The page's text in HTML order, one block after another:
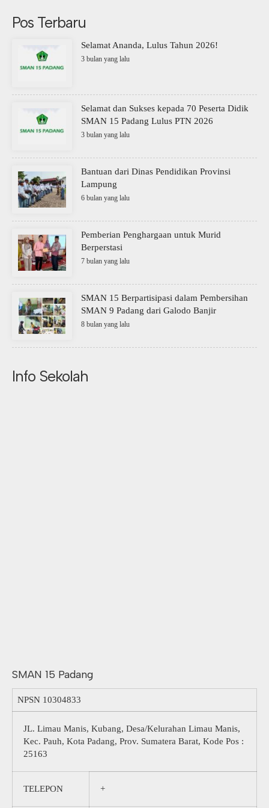
Pos Terbaru
Selamat Ananda, Lulus Tahun 2026!
3 bulan yang lalu
Selamat dan Sukses kepada 70 Peserta Didik
SMAN 15 Padang Lulus PTN 2026
3 bulan yang lalu
Bantuan dari Dinas Pendidikan Provinsi
Lampung
6 bulan yang lalu
Pemberian Penghargaan untuk Murid
Berperstasi
7 bulan yang lalu
SMAN 15 Berpartisipasi dalam Pembersihan
SMAN 9 Padang dari Galodo Banjir
8 bulan yang lalu
Info Sekolah
SMAN 15 Padang
NPSN 10304833
JL. Limau Manis, Kubang, Desa/Kelurahan Limau Manis,
Kec. Pauh, Kota Padang, Prov. Sumatera Barat, Kode Pos :
25163
TELEPON +